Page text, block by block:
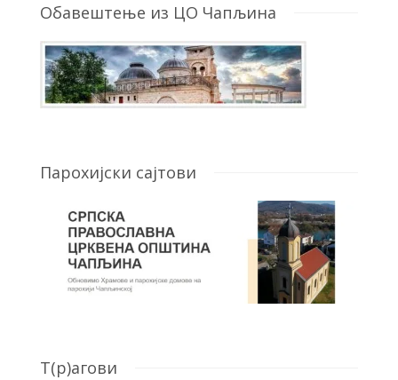
Обавештење из ЦО Чапљина
Парохијски сајтови
T(р)агови